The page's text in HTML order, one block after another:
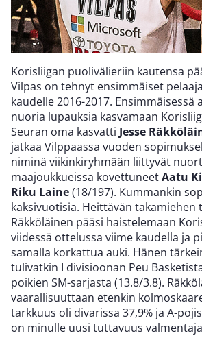
Korisliigan puolivälieriin kautensa
Vilpas on tehnyt ensimmäiset
kaudelle 2016-2017. Ensimmäisessä
nuoria lupauksia kasvamaan
Seuran oma kasvatti Jesse
jatkaa Vilppaassa vuoden
niminä viikinkiryhmään liittyvät
maajoukkueissa kovettuneetAatu
Riku Laine(18/197). Kummankin
kaksivuotisia. Heittävän takamiehen
Räkköläinen pääsi haistelemaan
viidessä ottelussa viime kaudella ja
samalla korkattua auki. Hänen
tulivatkin I divisioonan Peu
poikien SM-sarjasta (13.8/3.8).
vaarallisuuttaan etenkin
tarkkuus oli divarissa 37,9% ja A-
on minulle uusi tuttavuus